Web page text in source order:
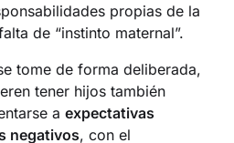
propias de la
de “instinto maternal”.
tome de forma deliberada,
tener hijos también
aexpectativas
negativos, con el